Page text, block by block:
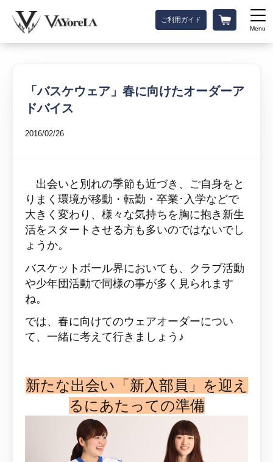
ご利用ガイド
Menu
「バスケウェア」春に向けたオーダーア
ドバイス
2016/02/26
出会いと別れの季節も近づき、ご自身をと
りまく環境が移動・転勤・卒業･入学などで
大きく変わり、 様々な気持ちを胸に抱き新生
活をスタートさせる方も多いのではないでし
ょうか。
バスケットボール界においても、クラブ活動
や少年団活動で同様の事が多く見られます
ね。
では、春に向けてのウェアオーダーについ
て、一緒に考えて行きましょう♪
新たな出会い「新入部員」を迎え
るにあたっての準備